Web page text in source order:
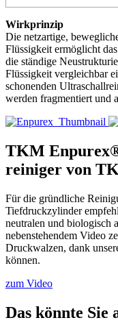
Wirkprinzip
Die netzartige,
Flüssigkeit ermöglicht
die ständige
Flüssigkeit vergleichbar
schonenden
werden fragmentiert und
TKM
reiniger von
Für die gründliche
Tiefdruckzylinder
neutralen und biologisch
nebenstehendem Video
Druckwalzen, dank
können.
zum Video
Das könnte Sie